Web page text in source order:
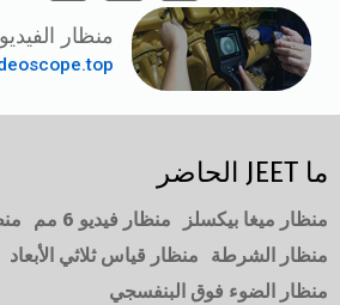
منظار
ما JEET الحاضر
منظار ميغا بيكسلز منظار فيديو 6 مم
منظار الشرطة
منظار قياس ثلاثي الأبعاد
منظار الضوء فوق البنفسجي